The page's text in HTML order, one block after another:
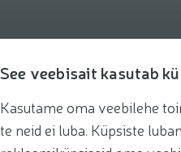
See veebisait kasutab
Kasutame oma veebilehe
te neid ei luba. Küpsiste
Рекомендации